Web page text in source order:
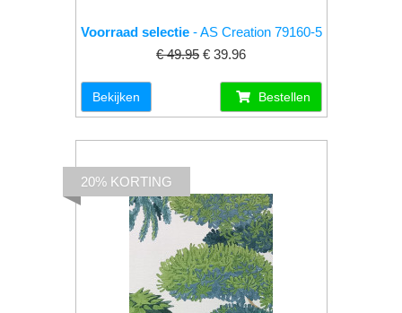
Voorraad selectie- AS Creation 79160-5
€ 49.95 € 39.96
Bekijken Bestellen
20% KORTING